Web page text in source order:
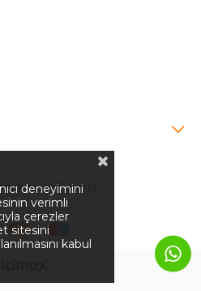
Hakları Saklıdır.
deneyimini
verimli
çerezler
sitesini
kabul